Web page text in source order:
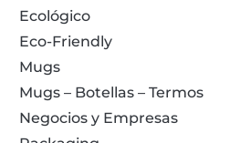
Ecológico
Eco-Friendly
Mugs
Mugs – Botellas – Termos
Negocios y Empresas